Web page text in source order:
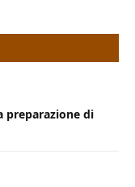
preparazione di